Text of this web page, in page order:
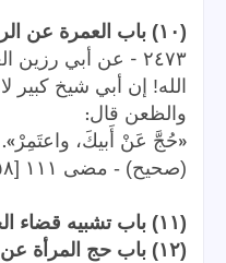
(١٠) باب العمرة عن الرجل الذي لا يستطيع
٢٤٧٣ - عن أبي رزين
الله! إن أبي شيخ كبير
والظعن قال:
«حُجَّ عَنْ أَبيكَ، واعتَمِرْ ».
(صحيح) - مضى ١١١ [٢٤٥٨]
(١١) باب تشبيه قضاء الحج بقضاء الدين
(١٢) باب حج المرأة عن الرجل